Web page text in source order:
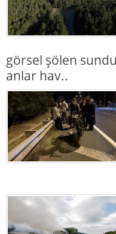
görsel şölen
anlar hav..